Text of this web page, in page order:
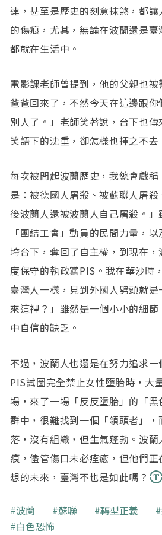
連，甚至是歷史的刻意抹煞，都
的傷痕，尤其，無論在波蘭還是臺
都就在生活中。
電影課老師曾提到，他的父親也
爸爸回來了，不然今天在這邊跟
別人了。」老師笑著說，台下也
笑語下的沈重，卻怎樣也揮之不去
每次被問起波蘭歷史，我總會戲
是：被德國人屠殺、被蘇聯人屠
後波蘭人還被波蘭人自己屠殺。
「團結工會」動員的民間力量，
垮台下，奪回了自主權，到現在
度保守的執政黨PIS。我在華沙時
臺灣人一樣，見到外國人劈頭就
來這裡？」雖然是一個小小的細
中自信的缺乏。
不過，波蘭人也還是在努力追求
PIS試圖完全禁止女性墮胎時，大
場，來了一場「反反墮胎」的「黑
群中，很難找到一個「領頭者」
落，沒有組織，但生氣蓬勃。波
痕，儘管傷口未必痊癒，但他們
想的未來，臺灣不也是如此嗎？
關鍵字
波蘭 蘇聯 轉型正義
白色恐怖